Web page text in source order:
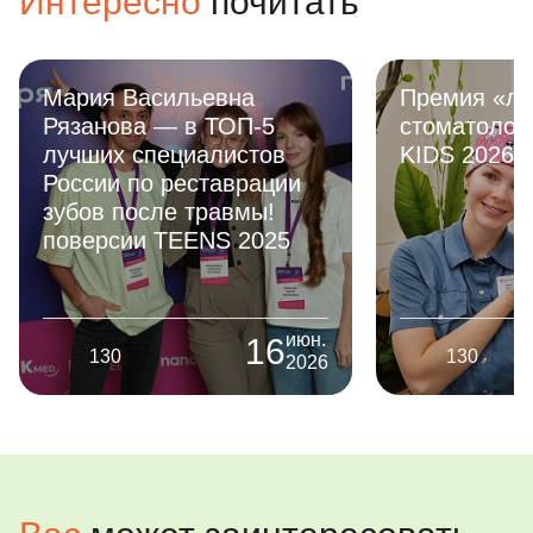
наркозом, у ребенка не возникает
новых встреч! Вы самые лучшие!
получил
Спасибо
Сергеевне,
Глебу
Мария Васильевна
Рязанова — в ТОП-5
лучших специалистов
России по реставрации
зубов после травмы!
поверсии TEENS 2025
130 16июн.
2026
Премия
KIDS 2026
130